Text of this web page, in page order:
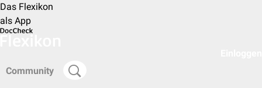
Das Flexikon
als App
Community